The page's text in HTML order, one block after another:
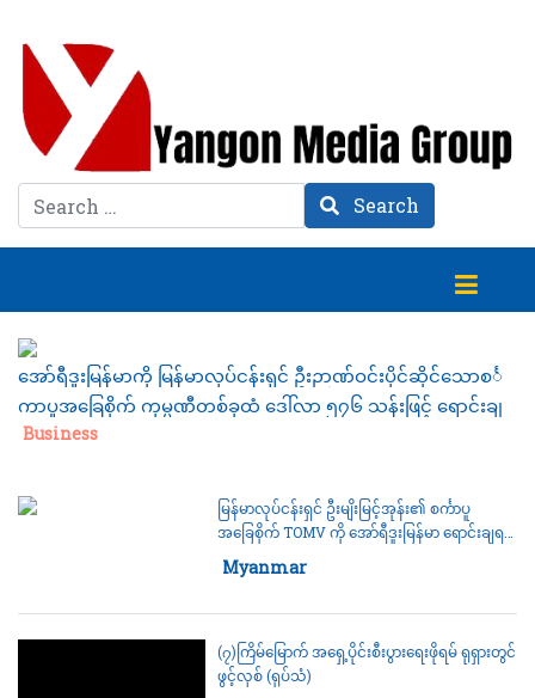
Search Search
အော်ရီဒူးမြန်မာကို မြန်မာလုပ်ငန်းရှင် ဦးဉာဏ်ဝင်းပိုင်ဆိုင်သောစင်္
ကာပူအခြေစိုက် ကုမ္ပဏီတစ်ခုထံ ဒေါ်လာ ၅၇၆ သန်းဖြင့် ရောင်းချ
Category:
Business
မြန်မာလုပ်ငန်းရှင် ဦးမျိးမြင့်အုန်း၏ စင်္ကာပူ
အခြေစိုက် TOMV ကို အော်ရီဒူးမြန်မာ ရောင်းချရန်
စီစဉ်နေ
Category:
Myanmar
(၇)ကြိမ်မြောက် အရှေ့ပိုင်းစီးပွားရေးဖိုရမ် ရုရှားတွင်
ဖွင့်လှစ် (ရုပ်သံ)